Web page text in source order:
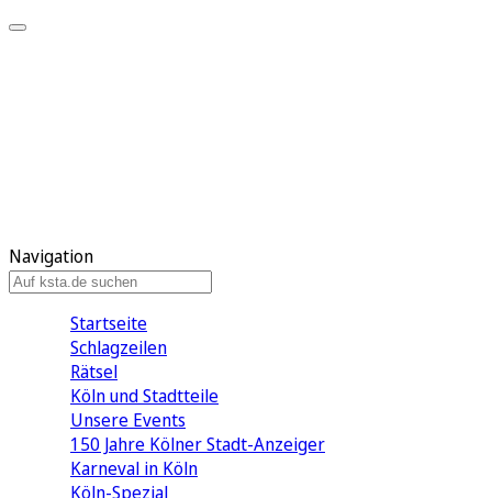
Navigation
Startseite
Schlagzeilen
Rätsel
Köln und Stadtteile
Unsere Events
150 Jahre Kölner Stadt-Anzeiger
Karneval in Köln
Köln-Spezial